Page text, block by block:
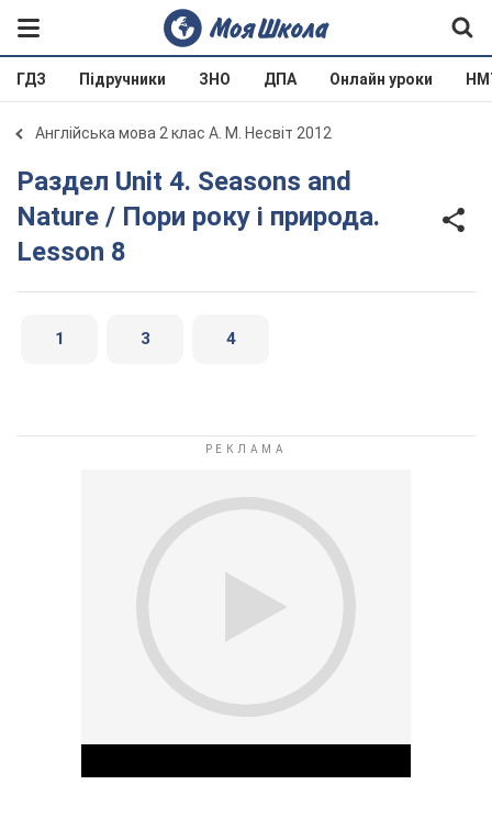
ГДЗ Підручники ЗНО ДПА Онлайн уроки
Англійська мова 2 клас А. М. Несвіт 2012
Раздел Unit 4. Seasons and
Nature / Пори року і природа.
Lesson 8
1 3 4